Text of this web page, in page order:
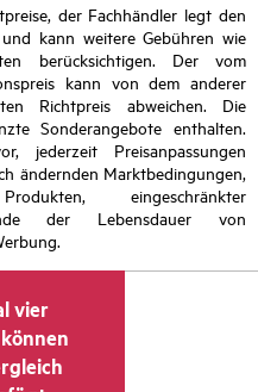
der Fachhändler legt den
kann weitere Gebühren wie
berücksichtigen. Der vom
kann von dem anderer
Richtpreis abweichen. Die
Sonderangebote enthalten.
Preisanpassungen
ändernden Marktbedingungen,
eingeschränkter
der Lebensdauer von
vier